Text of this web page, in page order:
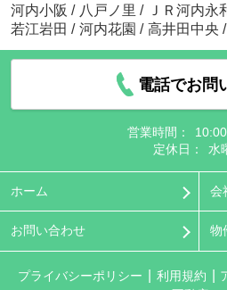
河内小阪 / 八戸ノ里 / ＪＲ河内永
若江岩田 / 河内花園 / 高井田中央 /
電話でお問
営業時間：
定休日：
水
ホーム 会
お問い合わせ 物
プライバシーポリシー 利用規約